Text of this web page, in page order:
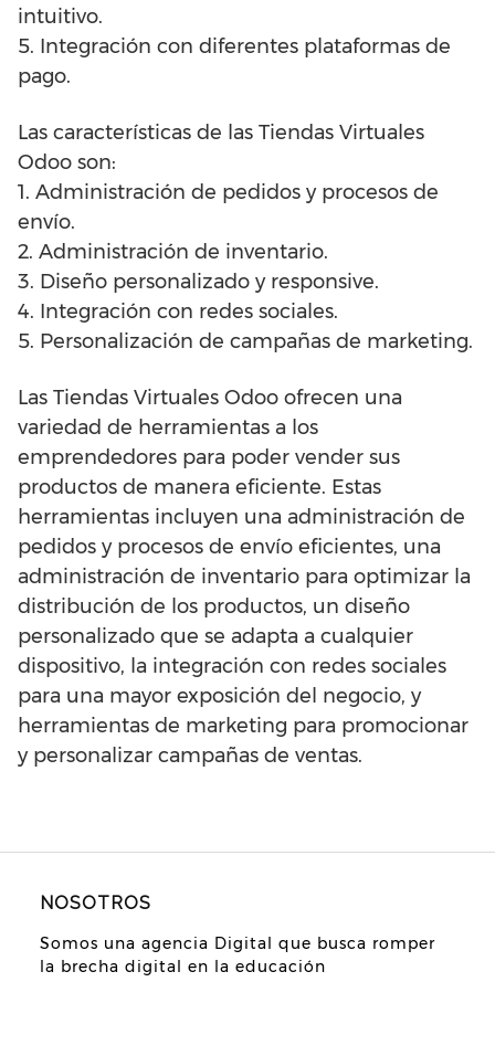
intuitivo.
5. Integración con diferentes plataformas de
pago.
Las características de las Tiendas Virtuales
Odoo son:
1. Administración de pedidos y procesos de
envío.
2. Administración de inventario.
3. Diseño personalizado y responsive.
4. Integración con redes sociales.
5. Personalización de campañas de marketing.
Las Tiendas Virtuales Odoo ofrecen una
variedad de herramientas a los
emprendedores para poder vender sus
productos de manera eficiente. Estas
herramientas incluyen una administración de
pedidos y procesos de envío eficientes, una
administración de inventario para optimizar la
distribución de los productos, un diseño
personalizado que se adapta a cualquier
dispositivo, la integración con redes sociales
para una mayor exposición del negocio, y
herramientas de marketing para promocionar
y personalizar campañas de ventas.
NOSOTROS
Somos una agencia Digital que busca romper
la brecha digital en la educación